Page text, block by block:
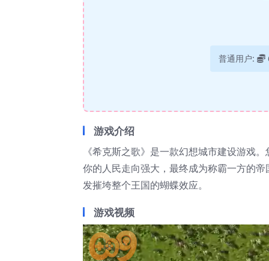
普通用户:
游戏介绍
《希克斯之歌》是一款幻想城市建设游戏
你的人民走向强大，最终成为称霸一方的
发摧垮整个王国的蝴蝶效应。
游戏视频